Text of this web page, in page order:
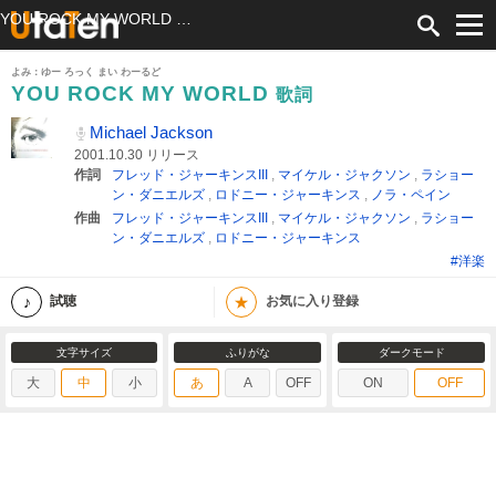
よみ：ゆー ろっく まい わーるど
YOU ROCK MY WORLD 歌詞
Michael Jackson
2001.10.30 リリース
作詞
フレッド・ジャーキンスIII , マイケル・ジャクソン , ラショー
ン・ダニエルズ , ロドニー・ジャーキンス , ノラ・ペイン
作曲
フレッド・ジャーキンスIII , マイケル・ジャクソン , ラショー
ン・ダニエルズ , ロドニー・ジャーキンス
#洋楽
試聴 ★ お気に入り登録
文字サイズ
大 中 小
ふりがな
あ A OFF
ダークモード
ON OFF